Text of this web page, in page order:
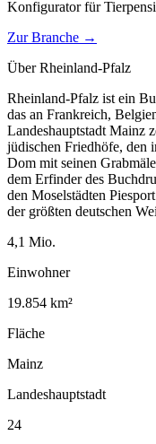
Konfigurator für
Zur Branche →
ÜberRheinland-Pfalz
Rheinland-Pfalz ist ein
das an Frankreich,
Landeshauptstadt Mainz
jüdischen Friedhöfe, den
Dom mit seinen
dem Erfinder des
den Moselstädten
der größten deutschen
4,1 Mio.
Einwohner
19.854 km²
Fläche
Mainz
Landeshauptstadt
24